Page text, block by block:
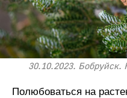
30.10.2023.
Полюбоваться на